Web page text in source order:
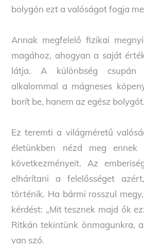
bolygón ezt a valóságot fogja
Annak megfelelő fizikai
magához, ahogyan a saját
látja. A különbség
alkalommal a mágneses
borít be, hanem az egész bolygót.
Ez teremti a világméretű
életünkben nézd meg
következményeit. Az
elhárítani a felelősséget
történik. Ha bármi rosszul
kérdést: „Mit tesznek majd ők
Ritkán tekintünk önmagunkra,
van szó.